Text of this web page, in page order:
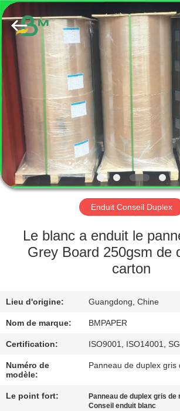
MAISON
PRODUITS
AU
SUJET
DE
NOUS
VISITE
D'USINE
DE
QUALITÉ
CONTACTEZ-
NOUS
GUANGZHOU
BMPAPER
CO.,
LTD..
All
Enduit Conseil Duplex
Le blanc a enduit le
Grey Board 250gsm de
carton
Lieu d'origine: Guangdong, Chine
Nom de marque: BMPAPER
Certification: ISO9001, ISO14001,
Numéro de
modèle:
Panneau de duplex gris
Le point fort: Panneau de duplex gris de
Conseil enduit blanc